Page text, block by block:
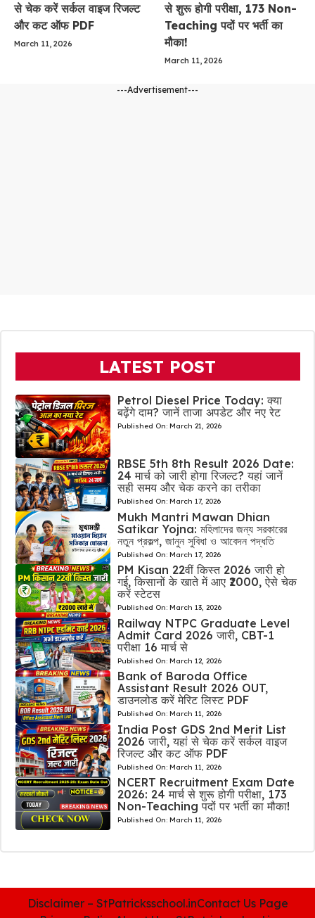
से चेक करें सर्कल वाइज रिजल्ट
और कट ऑफ PDF
March 11, 2026
से शुरू होगी परीक्षा, 173 Non-
Teaching पदों पर भर्ती का
मौका!
March 11, 2026
---Advertisement---
LATEST POST
Petrol Diesel Price Today: क्या
बढ़ेंगे दाम? जानें ताजा अपडेट और नए रेट
Published On: March 21, 2026
RBSE 5th 8th Result 2026 Date:
24 मार्च को जारी होगा रिजल्ट? यहां जानें
सही समय और चेक करने का तरीका
Published On: March 17, 2026
Mukh Mantri Mawan Dhian
Satikar Yojna: মহিলাদের জন্য সরকারের
নতুন প্রকল্প, জানুন সুবিধা ও আবেদন পদ্ধতি
Published On: March 17, 2026
PM Kisan 22वीं किस्त 2026 जारी हो
गई, किसानों के खाते में आए ₹2000, ऐसे चेक
करें स्टेटस
Published On: March 13, 2026
Railway NTPC Graduate Level
Admit Card 2026 जारी, CBT-1
परीक्षा 16 मार्च से
Published On: March 12, 2026
Bank of Baroda Office
Assistant Result 2026 OUT,
डाउनलोड करें मेरिट लिस्ट PDF
Published On: March 11, 2026
India Post GDS 2nd Merit List
2026 जारी, यहां से चेक करें सर्कल वाइज
रिजल्ट और कट ऑफ PDF
Published On: March 11, 2026
NCERT Recruitment Exam Date
2026: 24 मार्च से शुरू होगी परीक्षा, 173
Non-Teaching पदों पर भर्ती का मौका!
Published On: March 11, 2026
Disclaimer – StPatricksschool.inContact Us Page